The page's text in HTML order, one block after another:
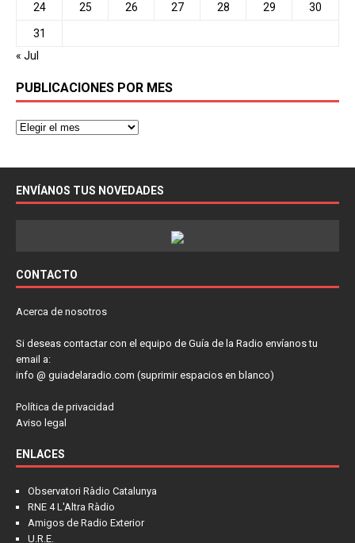
24 25 26 27 28 29 30
31
« Jul
PUBLICACIONES POR MES
ENVÍANOS TUS NOVEDADES
CONTACTO
Acerca de nosotros
Si deseas contactar con el equipo de Guía de la Radio envíanos tu
email a:
info @ guiadelaradio.com (suprimir espacios en blanco)
Política de privacidad
Aviso legal
ENLACES
Observatori Ràdio Catalunya
RNE 4 L'Altra Ràdio
Amigos de Radio Exterior
U.R.E.